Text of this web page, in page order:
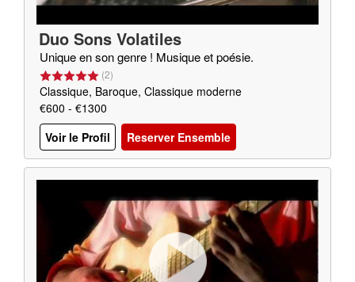
Duo Sons Volatiles
Unique en son genre ! Musique et poésie.
(2)
Classique, Baroque, Classique moderne
€600 - €1300
Voir le Profil
Reserver Ensemble